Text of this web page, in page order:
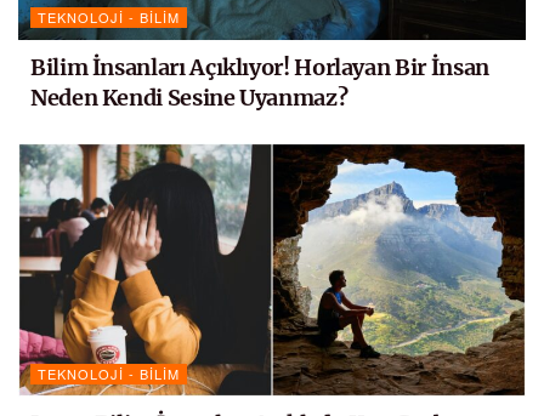
TEKNOLOJI - BILIM
Bilim İnsanları Açıklıyor! Horlayan Bir İnsan
Neden Kendi Sesine Uyanmaz?
TEKNOLOJI - BILIM